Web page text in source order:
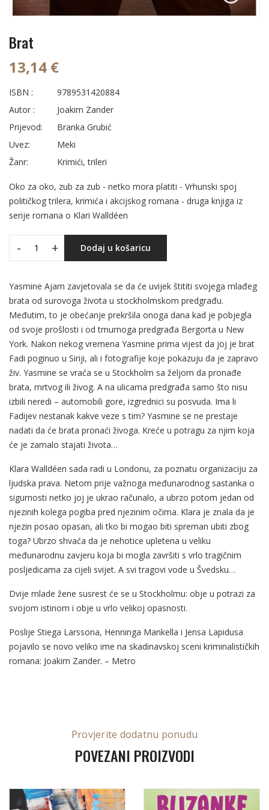
Brat
13,14 €
ISBN :
9789531420884
Autor :
Joakim Zander
Prijevod:
Branka Grubić
Uvez:
Meki
Žanr:
Krimići, trileri
Oko za oko, zub za zub - netko mora platiti - Vrhunski spoj
političkog trilera, krimića i akcijskog romana - druga knjiga iz
serije romana o Klari Walldéen
- + Dodaj u košaricu
Yasmine Ajam zavjetovala se da će uvijek štititi svojega mlađeg
brata od surovoga života u stockholmskom predgrađu.
Međutim, to je obećanje prekršila onoga dana kad je pobjegla
od svoje prošlosti i od tmurnoga predgrađa Bergorta u New
York. Nakon nekog vremena Yasmine prima vijest da joj je brat
Fadi poginuo u Siriji, ali i fotografije koje pokazuju da je zapravo
živ. Yasmine se vraća se u Stockholm sa željom da pronađe
brata, mrtvog ili živog. A na ulicama predgrađa samo što nisu
izbili neredi – automobili gore, izgrednici su posvuda. Ima li
Fadijev nestanak kakve veze s tim? Yasmine se ne prestaje
nadati da će brata pronaći živoga. Kreće u potragu za njim koja
će je zamalo stajati života…
Klara Walldéen sada radi u Londonu, za poznatu organizaciju za
ljudska prava. Netom prije važnoga međunarodnog sastanka o
sigurnosti netko joj je ukrao računalo, a ubrzo potom jedan od
njezinih kolega pogiba pred njezinim očima. Klara je znala da je
njezin posao opasan, ali tko bi mogao biti spreman ubiti zbog
toga? Ubrzo shvaća da je nehotice upletena u veliku
međunarodnu zavjeru koja bi mogla završiti s vrlo tragičnim
posljedicama za cijeli svijet. A svi tragovi vode u Švedsku…
Dvije mlade žene susrest će se u Stockholmu: obje u potrazi za
svojom istinom i obje u vrlo velikoj opasnosti.
Poslije Stiega Larssona, Henninga Mankella i Jensa Lapidusa
pojavilo se novo veliko ime na skadinavskoj sceni kriminalističkih
romana: Joakim Zander. – Metro
Provjerite dodatnu ponudu
POVEZANI PROIZVODI